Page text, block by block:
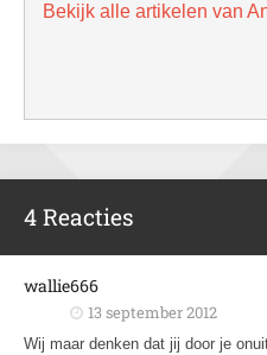
Bekijk alle artikelen van
4 Reacties
wallie666
13 september 2012
Wij maar denken dat jij door je